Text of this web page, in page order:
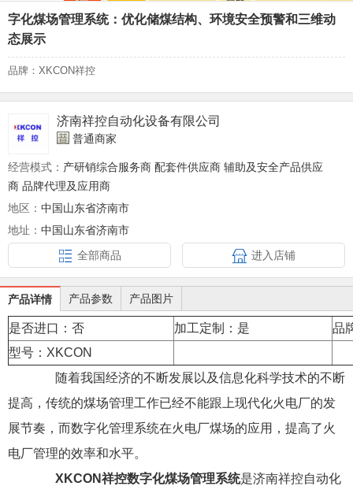
字化煤场管理系统：优化储煤结构、环境安全预警和三维动
态展示
品牌：XKCON祥控
济南祥控自动化设备有限公司
普通商家
经营模式： 产研销综合服务商 配套件供应商 辅助及安全产品供应
商 品牌代理及应用商
地区： 中国山东省济南市
地址： 中国山东省济南市
全部商品
进入店铺
产品详情 产品参数 产品图片
是否进口：否 加工定制：是
品
型号：XKCON
随着我国经济的不断发展以及信息化科学技术的不断
提高，传统的煤场管理工作已经不能跟上现代化火电厂的发
展节奏，而数字化管理系统在火电厂煤场的应用，提高了火
电厂管理的效率和水平。
XKCON祥控数字化煤场管理系统是济南祥控自动化